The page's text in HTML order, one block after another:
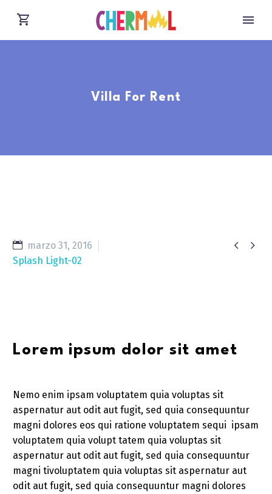
Villa For Rent
 
marzo 31, 2016
Splash Light-02
Lorem ipsum dolor sit amet
Nemo enim ipsam voluptatem quia voluptas sit
aspernatur aut odit aut fugit, sed quia consequuntur
magni dolores eos qui ratione voluptatem sequi ipsam
voluptatem quia volupt tatem quia voluptas sit
aspernatur aut odit aut fugit, sed quia consequuntur
magni tivoluptatem quia voluptas sit aspernatur aut
odit aut fugit, sed quia consequuntur magni dolores